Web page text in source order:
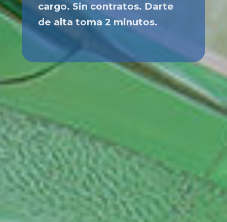
cargo. Sin contratos. Darte
de alta toma 2 minutos.